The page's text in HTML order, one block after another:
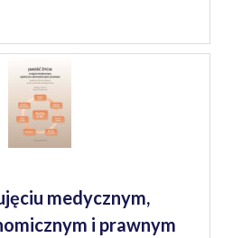
medycznym,
i prawnym